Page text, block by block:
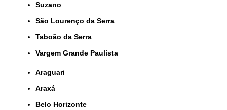
Suzano
São Lourenço da Serra
Taboão da Serra
Vargem Grande Paulista
Araguari
Araxá
Belo Horizonte